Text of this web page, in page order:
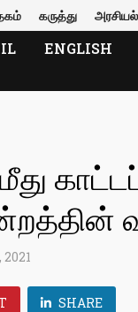
கருத்து அரசியல்
ENGLISH
SHARE